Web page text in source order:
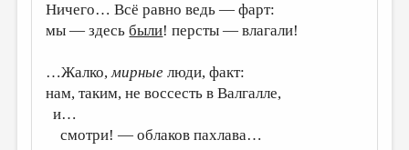
КОНКУРСЫ
ДЕТСКАЯ КОМНАТА
КНИЖНАЯ ПОЛКА
СТРАНИЦЫ ПАМЯТИ
Ничего… Всё равно ведь — фарт:
мы — здесьбыли! персты — влагали!
…Жалко,мирные люди, факт:
нам, таким, не воссесть в Валгалле,
и…
смотри! — облаков пахлава…